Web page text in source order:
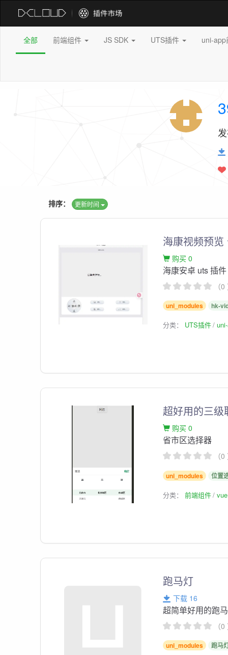
全部 前端组件 JS SDK UTS插件 uni-
排序： 更新时间
海康视频预览
购买 0
海康安卓 uts 插件
（
uni_modules hk-
分类： UTS插件
超好用的三级
购买 0
省市区选择器
（
uni_modules 位置
分类：前端组件
跑马灯
下载 16
超简单好用的跑
（
uni_modules 跑马